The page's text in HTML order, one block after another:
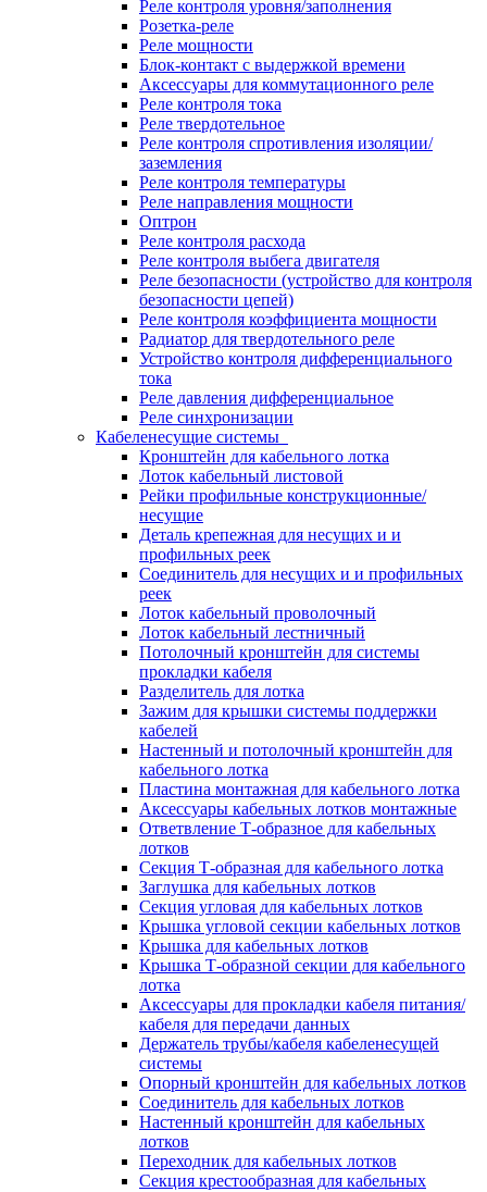
Реле контроля уровня/заполнения
Розетка-реле
Реле мощности
Блок-контакт с выдержкой времени
Аксессуары для коммутационного реле
Реле контроля тока
Реле твердотельное
Реле контроля спротивления изоляции/
заземления
Реле контроля температуры
Реле направления мощности
Оптрон
Реле контроля расхода
Реле контроля выбега двигателя
Реле безопасности (устройство для контроля
безопасности цепей)
Реле контроля коэффициента мощности
Радиатор для твердотельного реле
Устройство контроля дифференциального
тока
Реле давления дифференциальное
Реле синхронизации
Кабеленесущие системы
Кронштейн для кабельного лотка
Лоток кабельный листовой
Рейки профильные конструкционные/
несущие
Деталь крепежная для несущих и и
профильных реек
Соединитель для несущих и и профильных
реек
Лоток кабельный проволочный
Лоток кабельный лестничный
Потолочный кронштейн для системы
прокладки кабеля
Разделитель для лотка
Зажим для крышки системы поддержки
кабелей
Настенный и потолочный кронштейн для
кабельного лотка
Пластина монтажная для кабельного лотка
Аксессуары кабельных лотков монтажные
Ответвление Т-образное для кабельных
лотков
Секция Т-образная для кабельного лотка
Заглушка для кабельных лотков
Секция угловая для кабельных лотков
Крышка угловой секции кабельных лотков
Крышка для кабельных лотков
Крышка Т-образной секции для кабельного
лотка
Аксессуары для прокладки кабеля питания/
кабеля для передачи данных
Держатель трубы/кабеля кабеленесущей
системы
Опорный кронштейн для кабельных лотков
Соединитель для кабельных лотков
Настенный кронштейн для кабельных
лотков
Переходник для кабельных лотков
Секция крестообразная для кабельных